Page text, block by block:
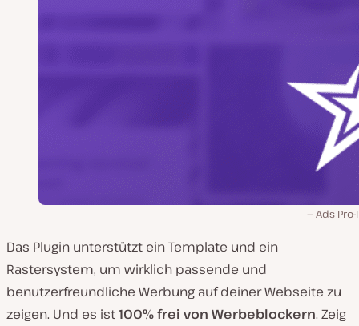
Ads Pro-
Das Plugin unterstützt ein Template und ein
Rastersystem, um wirklich passende und
benutzerfreundliche Werbung auf deiner Webseite zu
zeigen. Und es ist100% frei von Werbeblockern. Zeig